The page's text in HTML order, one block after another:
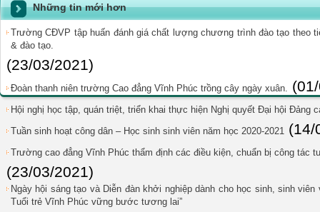
Những tin mới hơn
Trường CĐVP tập huấn đánh giá chất lượng chương trình đào tạo theo
& đào tạo.
(23/03/2021)
Đoàn thanh niên trường Cao đẳng Vĩnh Phúc trồng cây ngày xuân.
Hội nghị học tập, quán triệt, triển khai thực hiện Nghị quyết Đại hội Đảng
Tuần sinh hoạt công dân – Học sinh sinh viên năm học 2020-2021 (14/
Trường cao đẳng Vĩnh Phúc thẩm định các điều kiện, chuẩn bị công tác
(23/03/2021)
Ngày hội sáng tạo và Diễn đàn khởi nghiệp dành cho học sinh, sinh
Tuổi trẻ Vĩnh Phúc vững bước tương lai”